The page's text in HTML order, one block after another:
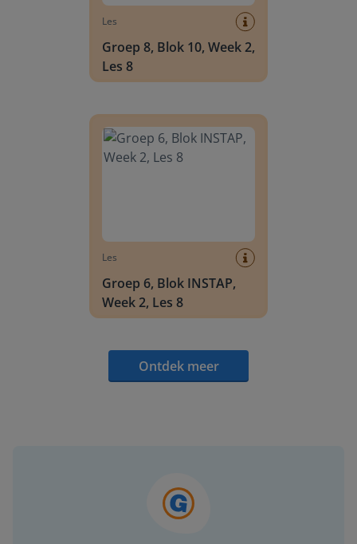
Les
Groep 8, Blok 10, Week 2,
Les 8
Les
Groep 6, Blok INSTAP,
Week 2, Les 8
Ontdek meer